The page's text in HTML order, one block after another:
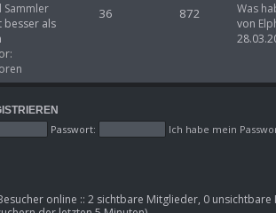
Sammler
besser als
36 872
Was
von
Passwort: Ich habe mein
online :: 2 sichtbare Mitglieder, 0